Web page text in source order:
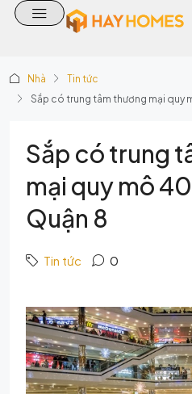
Nhà
Tin tức
Sắp có trung tâm thương mại quy
Sắp có trung
mại quy mô
Quận 8
Tin tức 0